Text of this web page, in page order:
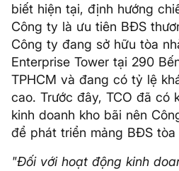
biết hiện tại, định hướng
Công ty là ưu tiên BĐS
Công ty đang sở hữu tòa
Enterprise Tower tại 290
TPHCM và đang có tỷ lệ
cao. Trước đây, TCO đã có
kinh doanh kho bãi nên
để phát triển mảng BĐS tòa
"Đối với hoạt động kinh